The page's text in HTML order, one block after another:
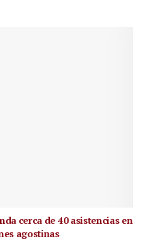
cerca de 40 asistencias en
agostinas